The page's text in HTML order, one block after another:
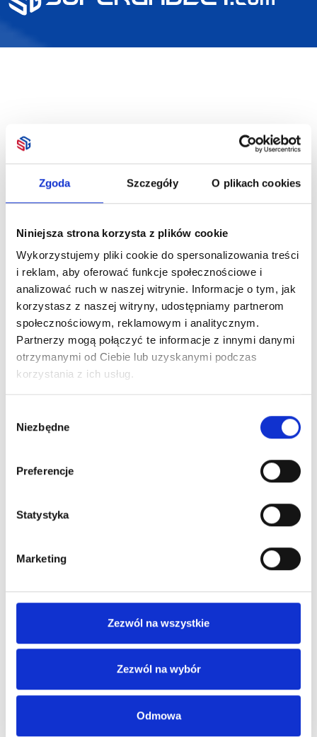
Zgoda Szczegóły O plikach cookies
Niniejsza strona korzysta z plików cookie
Wykorzystujemy pliki cookie do spersonalizowania treści
i reklam, aby oferować funkcje społecznościowe i
analizować ruch w naszej witrynie. Informacje o tym, jak
korzystasz z naszej witryny, udostępniamy partnerom
społecznościowym, reklamowym i analitycznym.
Partnerzy mogą połączyć te informacje z innymi danymi
otrzymanymi od Ciebie lub uzyskanymi podczas
korzystania z ich usług.
zgody
Niezbędne
Preferencje
Statystyka
Marketing
Zezwól na wszystkie
Zezwól na wybór
Odmowa